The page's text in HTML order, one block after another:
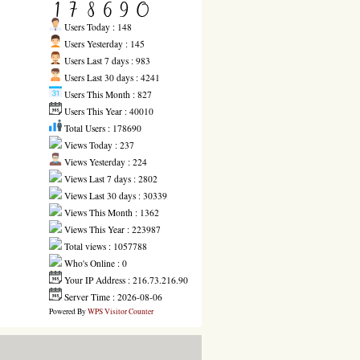
Users Today : 148
Users Yesterday : 145
Users Last 7 days : 983
Users Last 30 days : 4241
Users This Month : 827
Users This Year : 40010
Total Users : 178690
Views Today : 237
Views Yesterday : 224
Views Last 7 days : 2802
Views Last 30 days : 30339
Views This Month : 1362
Views This Year : 223987
Total views : 1057788
Who's Online : 0
Your IP Address : 216.73.216.90
Server Time : 2026-08-06
Powered ByWPS Visitor Counter